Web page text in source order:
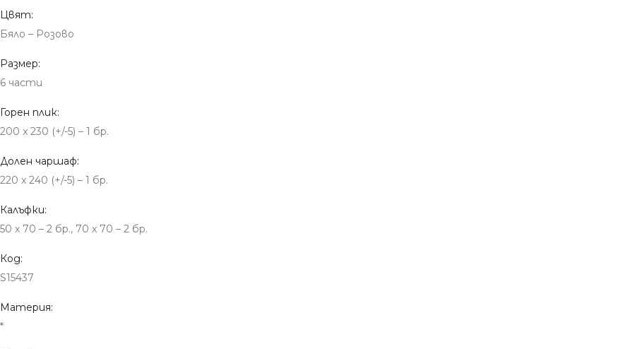
Цвят:
Бяло – Розово
Размер:
6 части
Горен плик:
200 x 230 (+/-5) – 1 бр.
Долен чаршаф:
220 x 240 (+/-5) – 1 бр.
Калъфки:
50 x 70 – 2 бр., 70 x 70 – 2 бр.
Код:
S15437
Материя:
*